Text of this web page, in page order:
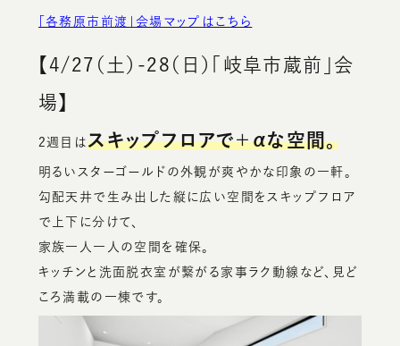
「各務原市前渡」会場マップはこちら
【4/27（土）-28（日）「岐阜市蔵前」会
場】
2週目はスキップフロアで＋αな空間。
明るいスターゴールドの外観が爽やかな印象の一軒。
勾配天井で生み出した縦に広い空間をスキップフロア
で上下に分けて、
家族一人一人の空間を確保。
キッチンと洗面脱衣室が繋がる家事ラク動線など、見ど
ころ満載の一棟です。